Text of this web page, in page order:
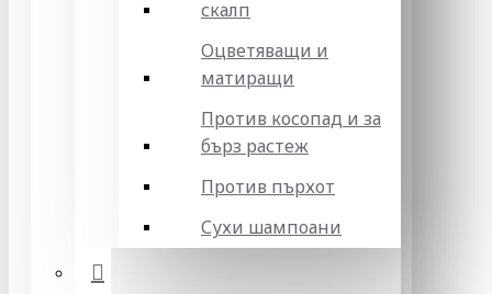
скалп
Оцветяващи и
матиращи
Против косопад и за
бърз растеж
Против пърхот
Сухи шампоани